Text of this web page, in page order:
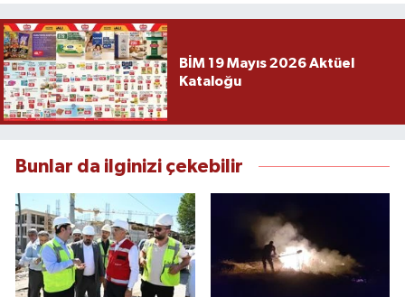
BİM 19 Mayıs 2026 Aktüel
Kataloğu
Bunlar da ilginizi çekebilir